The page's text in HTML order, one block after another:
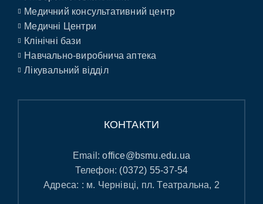
Медичний консультативний центр
Медичні Центри
Клінічні бази
Навчально-виробнича аптека
Лікувальний відділ
КОНТАКТИ
Email:office@bsmu.edu.ua
Телефон: (0372) 55-37-54
Адреса: : м. Чернівці, пл. Театральна, 2